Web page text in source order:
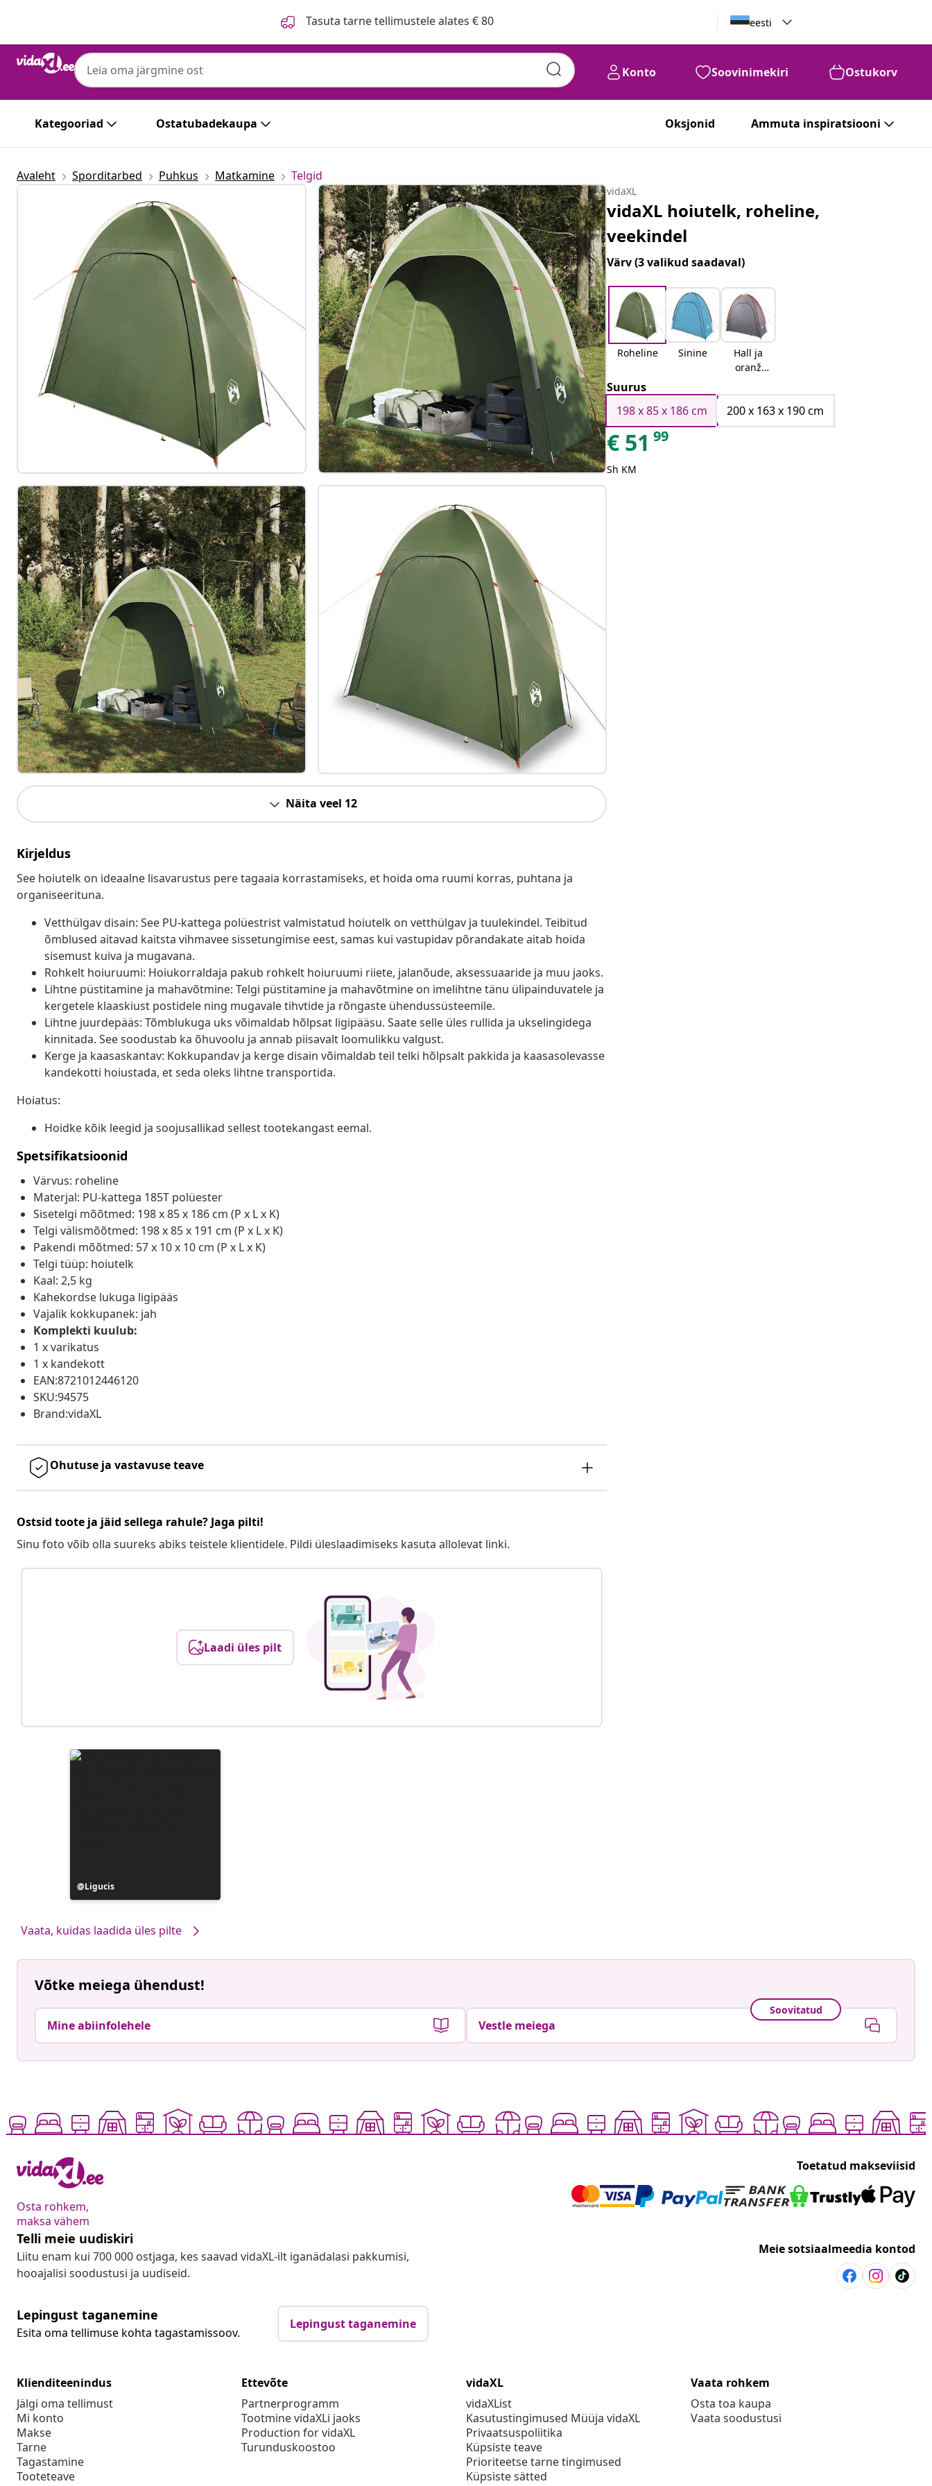
Tasuta tarne tellimustele alates € 80 eesti
Konto Soovinimekiri Ostukorv
Kategooriad Ostatubadekaupa Oksjonid Ammuta inspiratsiooni
Avaleht Sporditarbed Puhkus Matkamine Telgid
Näita veel 12
Kirjeldus
See hoiutelk on ideaalne lisavarustus pere tagaaia korrastamiseks, et hoida oma ruumi korras, puhtana ja
organiseerituna.
Vetthülgav disain: See PU-kattega polüestrist valmistatud hoiutelk on vetthülgav ja tuulekindel. Teibitud
õmblused aitavad kaitsta vihmavee sissetungimise eest, samas kui vastupidav põrandakate aitab hoida
sisemust kuiva ja mugavana.
Rohkelt hoiuruumi: Hoiukorraldaja pakub rohkelt hoiuruumi riiete, jalanõude, aksessuaaride ja muu jaoks.
Lihtne püstitamine ja mahavõtmine: Telgi püstitamine ja mahavõtmine on imelihtne tänu ülipainduvatele ja
kergetele klaaskiust postidele ning mugavale tihvtide ja rõngaste ühendussüsteemile.
Lihtne juurdepääs: Tõmblukuga uks võimaldab hõlpsat ligipääsu. Saate selle üles rullida ja ukselingidega
kinnitada. See soodustab ka õhuvoolu ja annab piisavalt loomulikku valgust.
Kerge ja kaasaskantav: Kokkupandav ja kerge disain võimaldab teil telki hõlpsalt pakkida ja kaasasolevasse
kandekotti hoiustada, et seda oleks lihtne transportida.
Hoiatus:
Hoidke kõik leegid ja soojusallikad sellest tootekangast eemal.
Spetsifikatsioonid
Värvus: roheline
Materjal: PU-kattega 185T polüester
Sisetelgi mõõtmed: 198 x 85 x 186 cm (P x L x K)
Telgi välismõõtmed: 198 x 85 x 191 cm (P x L x K)
Pakendi mõõtmed: 57 x 10 x 10 cm (P x L x K)
Telgi tüüp: hoiutelk
Kaal: 2,5 kg
Kahekordse lukuga ligipääs
Vajalik kokkupanek: jah
Komplekti kuulub:
1 x varikatus
1 x kandekott
EAN:8721012446120
SKU:94575
Brand:vidaXL
Ohutuse ja vastavuse teave
Ostsid toote ja jäid sellega rahule? Jaga pilti!
Sinu foto võib olla suureks abiks teistele klientidele. Pildi üleslaadimiseks kasuta allolevat linki.
Laadi üles pilt
Postitus
avaldatud
Ligucis
Vaata, kuidas laadida üles pilte
vidaXL
vidaXL hoiutelk, roheline,
veekindel
Värv(3 valikud saadaval)
Roheline Sinine
Hall ja
oranž
oranž
Suurus
198 x 85 x 186 cm
200 x 163 x 190 cm
€ 51 99
Sh KM
Võtke meiega ühendust!
Mine abiinfolehele
Soovitatud
Vestle meiega
Osta rohkem,
maksa vähem
Toetatud makseviisid
Telli meie uudiskiri
Liitu enam kui 700 000 ostjaga, kes saavad vidaXL-ilt iganädalasi pakkumisi,
hooajalisi soodustusi ja uudiseid.
Meie sotsiaalmeedia kontod
Lepingust taganemine
Esita oma tellimuse kohta tagastamissoov.
Lepingust taganemine
Klienditeenindus
Jälgi oma tellimust
Mi konto
Makse
Tarne
Tagastamine
Tooteteave
Ettevõte
Partnerprogramm
Tootmine vidaXLi jaoks
Production for vidaXL
Turunduskoostoo
vidaXL
vidaXList
Kasutustingimused Müüja vidaXL
Privaatsuspoliitika
Küpsiste teave
Prioriteetse tarne tingimused
Küpsiste sätted
Vaata rohkem
Osta toa kaupa
Vaata soodustusi